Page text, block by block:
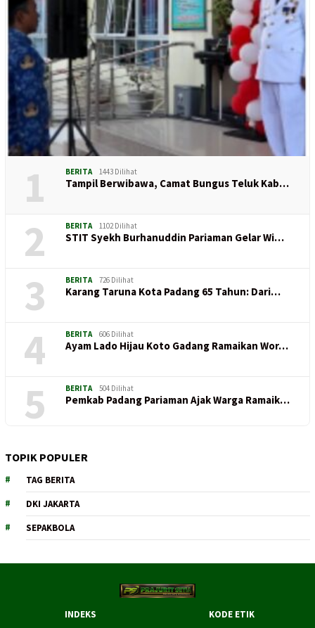
1 BERITA 1443 Dilihat
Tampil Berwibawa, Camat Bungus Teluk Kab…
2 BERITA 1102 Dilihat
STIT Syekh Burhanuddin Pariaman Gelar Wi…
3 BERITA 726 Dilihat
Karang Taruna Kota Padang 65 Tahun: Dari…
4 BERITA 606 Dilihat
Ayam Lado Hijau Koto Gadang Ramaikan Wor…
5 BERITA 504 Dilihat
Pemkab Padang Pariaman Ajak Warga Ramaik…
TOPIK POPULER
TAG BERITA
DKI JAKARTA
SEPAKBOLA
INDEKS KODE ETIK